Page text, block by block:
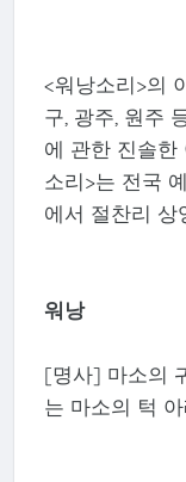
<워낭소리>의
구, 광주, 원주
에 관한 진솔한
소리>는 전국
에서 절찬리 상
워낭
[명사] 마소의
는 마소의 턱